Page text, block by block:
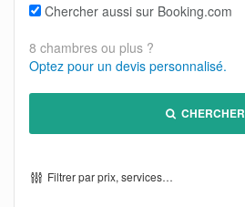
Chercher aussi sur Booking.com
8 chambres ou plus ?
Optez pour un devis personnalisé.
CHERCHER
Filtrer par prix, services…